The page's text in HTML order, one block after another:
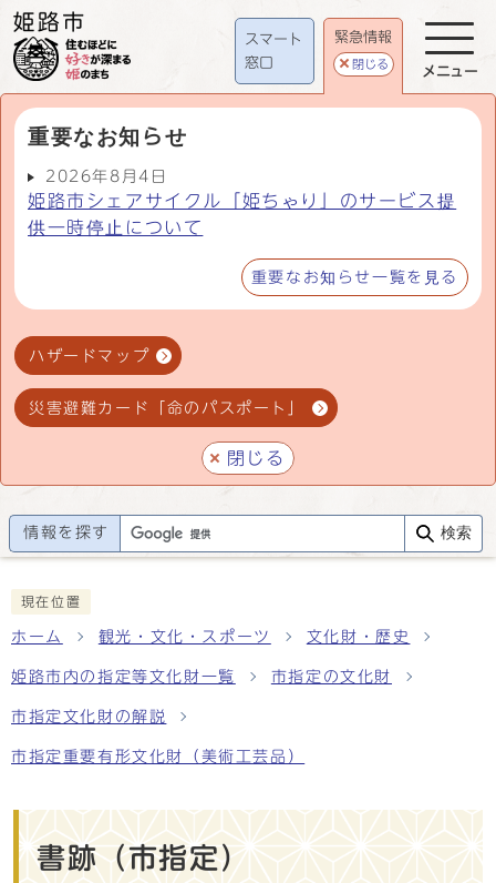
スマート
窓口
緊急情報
閉じる
重要なお知らせ
2026年8月4日
姫路市シェアサイクル「姫ちゃり」のサービス提
供一時停止について
重要なお知らせ一覧を見る
ハザードマップ
災害避難カード「命のパスポート」
閉じる
メニュー
情報を探す 検索
現在位置
ホーム 観光・文化・スポーツ 文化財・歴史
姫路市内の指定等文化財一覧 市指定の文化財
市指定文化財の解説
市指定重要有形文化財（美術工芸品）
書跡（市指定）